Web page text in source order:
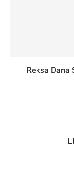
Reksa Dana